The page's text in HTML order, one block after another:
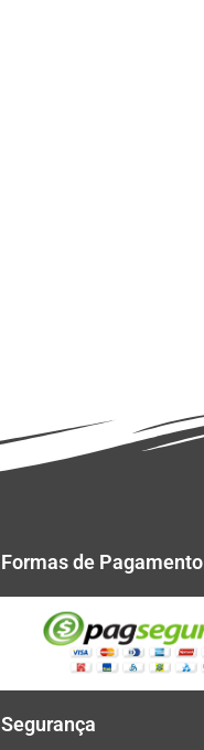
Formas de Pagamento
Segurança